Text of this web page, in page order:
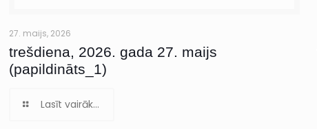
27. maijs, 2026
trešdiena, 2026. gada 27. maijs
(papildināts_1)
Lasīt vairāk...